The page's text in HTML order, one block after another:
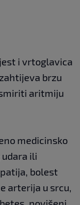
i vrtoglavica
brzu
aritmiju
medicinsko
ili
bolest
arterija u srcu,